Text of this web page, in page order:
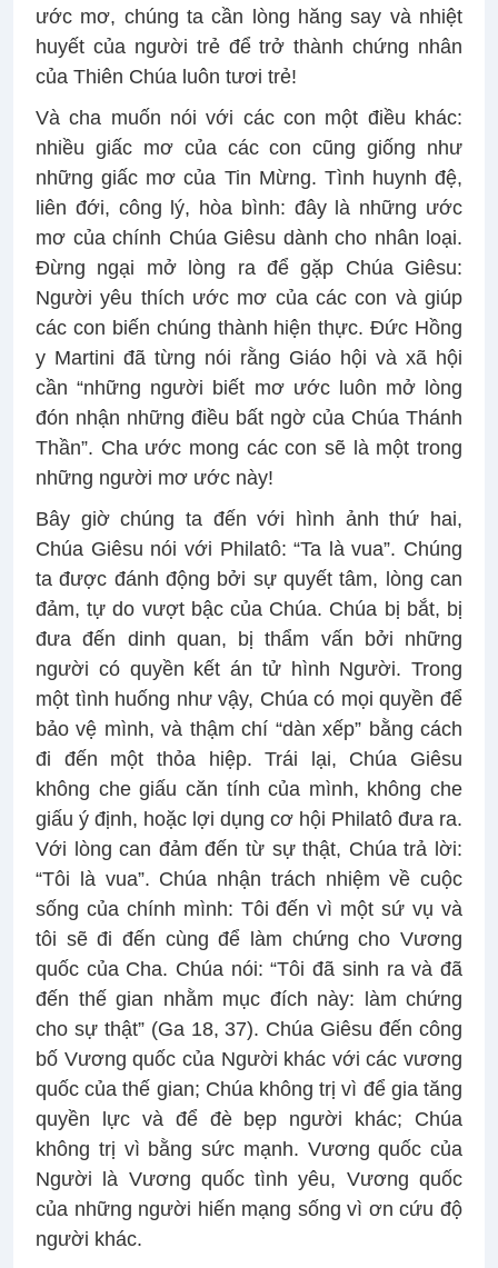
ước mơ, chúng ta cần lòng hăng say và nhiệt
huyết của người trẻ để trở thành chứng nhân
của Thiên Chúa luôn tươi trẻ!
Và cha muốn nói với các con một điều khác:
nhiều giấc mơ của các con cũng giống như
những giấc mơ của Tin Mừng. Tình huynh đệ,
liên đới, công lý, hòa bình: đây là những ước
mơ của chính Chúa Giêsu dành cho nhân loại.
Đừng ngại mở lòng ra để gặp Chúa Giêsu:
Người yêu thích ước mơ của các con và giúp
các con biến chúng thành hiện thực. Đức Hồng
y Martini đã từng nói rằng Giáo hội và xã hội
cần “những người biết mơ ước luôn mở lòng
đón nhận những điều bất ngờ của Chúa Thánh
Thần”. Cha ước mong các con sẽ là một trong
những người mơ ước này!
Bây giờ chúng ta đến với hình ảnh thứ hai,
Chúa Giêsu nói với Philatô: “Ta là vua”. Chúng
ta được đánh động bởi sự quyết tâm, lòng can
đảm, tự do vượt bậc của Chúa. Chúa bị bắt, bị
đưa đến dinh quan, bị thẩm vấn bởi những
người có quyền kết án tử hình Người. Trong
một tình huống như vậy, Chúa có mọi quyền để
bảo vệ mình, và thậm chí “dàn xếp” bằng cách
đi đến một thỏa hiệp. Trái lại, Chúa Giêsu
không che giấu căn tính của mình, không che
giấu ý định, hoặc lợi dụng cơ hội Philatô đưa ra.
Với lòng can đảm đến từ sự thật, Chúa trả lời:
“Tôi là vua”. Chúa nhận trách nhiệm về cuộc
sống của chính mình: Tôi đến vì một sứ vụ và
tôi sẽ đi đến cùng để làm chứng cho Vương
quốc của Cha. Chúa nói: “Tôi đã sinh ra và đã
đến thế gian nhằm mục đích này: làm chứng
cho sự thật” (Ga 18, 37). Chúa Giêsu đến công
bố Vương quốc của Người khác với các vương
quốc của thế gian; Chúa không trị vì để gia tăng
quyền lực và để đè bẹp người khác; Chúa
không trị vì bằng sức mạnh. Vương quốc của
Người là Vương quốc tình yêu, Vương quốc
của những người hiến mạng sống vì ơn cứu độ
người khác.